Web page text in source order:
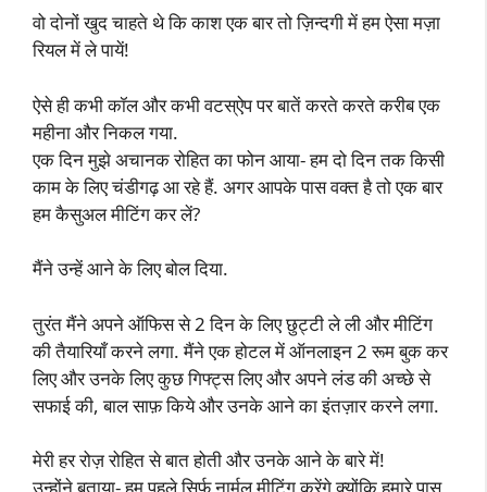
वो दोनों खुद चाहते थे कि काश एक बार तो ज़िन्दगी में हम ऐसा मज़ा
रियल में ले पायें!
ऐसे ही कभी कॉल और कभी वटस्ऐप पर बातें करते करते करीब एक
महीना और निकल गया.
एक दिन मुझे अचानक रोहित का फोन आया- हम दो दिन तक किसी
काम के लिए चंडीगढ़ आ रहे हैं. अगर आपके पास वक्त है तो एक बार
हम कैसुअल मीटिंग कर लें?
मैंने उन्हें आने के लिए बोल दिया.
तुरंत मैंने अपने ऑफिस से 2 दिन के लिए छुट्टी ले ली और मीटिंग
की तैयारियाँ करने लगा. मैंने एक होटल में ऑनलाइन 2 रूम बुक कर
लिए और उनके लिए कुछ गिफ्ट्स लिए और अपने लंड की अच्छे से
सफाई की, बाल साफ़ किये और उनके आने का इंतज़ार करने लगा.
मेरी हर रोज़ रोहित से बात होती और उनके आने के बारे में!